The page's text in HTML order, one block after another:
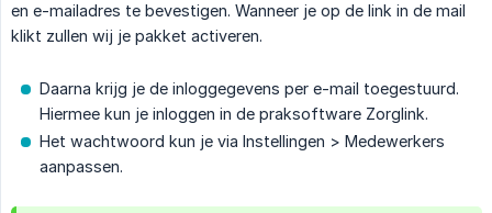
en e-mailadres te bevestigen. Wanneer je op de link in de mail
klikt zullen wij je pakket activeren.
Daarna krijg je de inloggegevens per e-mail toegestuurd.
Hiermee kun je inloggen in de praksoftware Zorglink.
Het wachtwoord kun je via Instellingen > Medewerkers
aanpassen.